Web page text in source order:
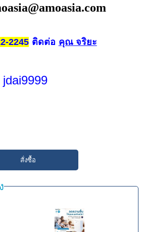
2245ติดต่อ คุณ จริยะ
jdai9999